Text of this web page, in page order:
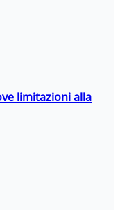
limitazioni alla